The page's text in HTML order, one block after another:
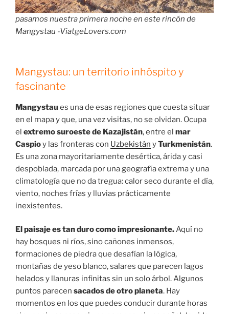
pasamos nuestra primera noche en este rincón de
Mangystau -ViatgeLovers.com
Mangystau: un territorio inhóspito y
fascinante
Mangystaues una de esas regiones que cuesta situar
en el mapa y que, una vez visitas, no se olvidan. Ocupa
el extremo suroeste de Kazajistán, entre el mar
Caspioy las fronteras con Uzbekistán yTurkmenistán.
Es una zona mayoritariamente desértica, árida y casi
despoblada, marcada por una geografía extrema y una
climatología que no da tregua: calor seco durante el día,
viento, noches frías y lluvias prácticamente
inexistentes.
El paisaje es tan duro como impresionante.Aquí no
hay bosques ni ríos, sino cañones inmensos,
formaciones de piedra que desafían la lógica,
montañas de yeso blanco, salares que parecen lagos
helados y llanuras infinitas sin un solo árbol. Algunos
puntos parecen sacados de otro planeta. Hay
momentos en los que puedes conducir durante horas